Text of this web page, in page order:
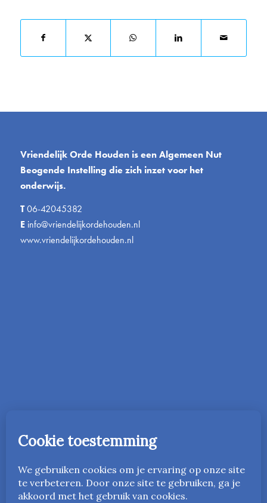
Vriendelijk Orde Houden is een Algemeen Nut
Beogende Instelling die zich inzet voor het
onderwijs.
T06-42045382
E info@vriendelijkordehouden.nl
www.vriendelijkordehouden.nl
gestart in Nederland. Vanaf 2023 is deze ook beschikbaar
in het Engels alswww.friendlyandfairteaching.com